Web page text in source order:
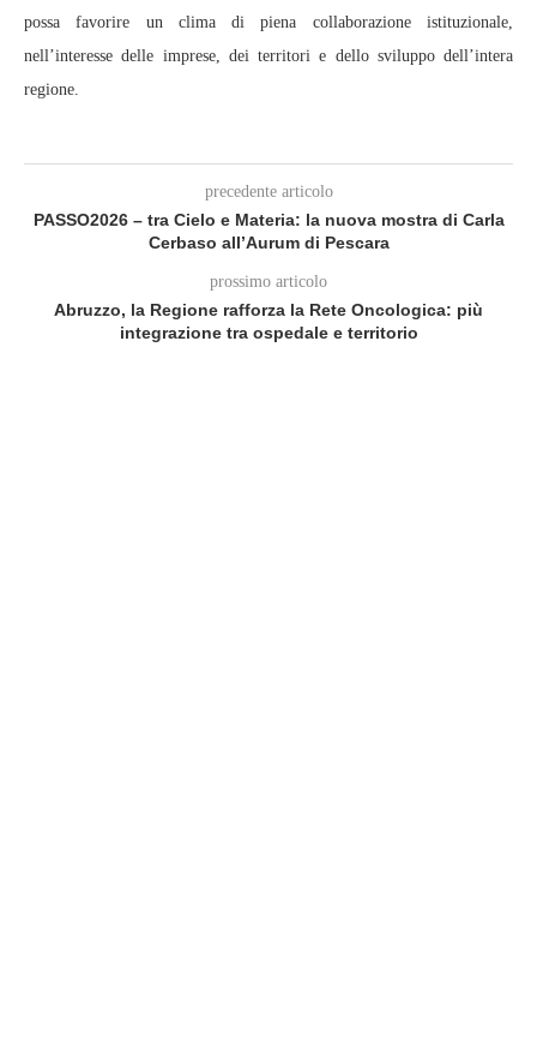
possa favorire un clima di piena collaborazione istituzionale,
nell’interesse delle imprese, dei territori e dello sviluppo dell’intera
regione.
precedente articolo
PASSO2026 – tra Cielo e Materia: la nuova mostra di Carla
Cerbaso all’Aurum di Pescara
prossimo articolo
Abruzzo, la Regione rafforza la Rete Oncologica: più
integrazione tra ospedale e territorio